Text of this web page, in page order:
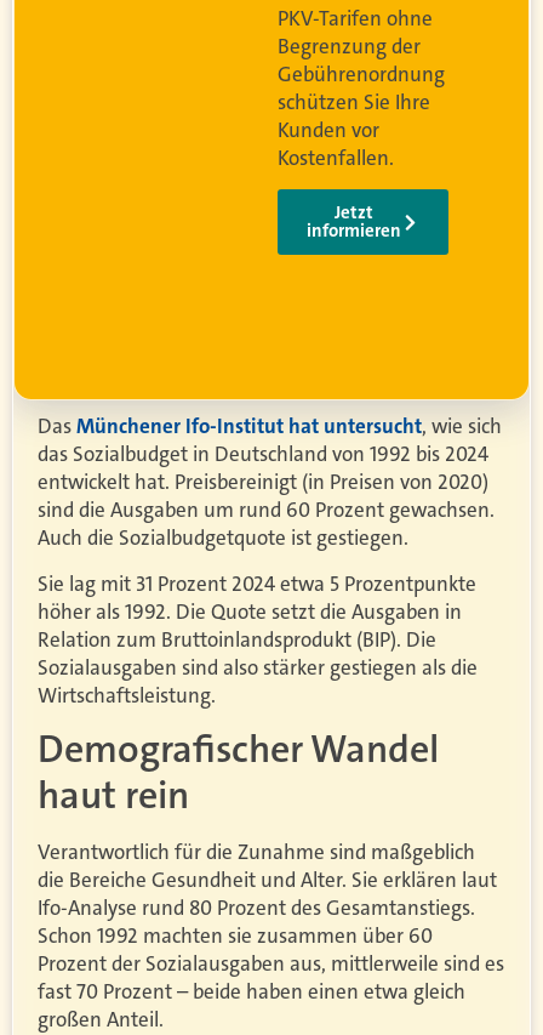
PKV-Tarifen ohne
Begrenzung der
Gebührenordnung
schützen Sie Ihre
Kunden vor
Kostenfallen.
Jetzt
informieren
DasMünchener Ifo-Institut hat untersucht, wie sich
das Sozialbudget in Deutschland von 1992 bis 2024
entwickelt hat. Preisbereinigt (in Preisen von 2020)
sind die Ausgaben um rund 60 Prozent gewachsen.
Auch die Sozialbudgetquote ist gestiegen.
Sie lag mit 31 Prozent 2024 etwa 5 Prozentpunkte
höher als 1992. Die Quote setzt die Ausgaben in
Relation zum Bruttoinlandsprodukt (BIP). Die
Sozialausgaben sind also stärker gestiegen als die
Wirtschaftsleistung.
Demografischer Wandel
haut rein
Verantwortlich für die Zunahme sind maßgeblich
die Bereiche Gesundheit und Alter. Sie erklären laut
Ifo-Analyse rund 80 Prozent des Gesamtanstiegs.
Schon 1992 machten sie zusammen über 60
Prozent der Sozialausgaben aus, mittlerweile sind es
fast 70 Prozent – beide haben einen etwa gleich
großen Anteil.